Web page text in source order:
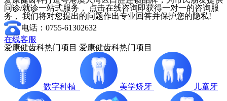
问诊/就诊一站式服务， 点击在线咨询即获得一对一的咨询服
务， 我们将对您提出的问题作出专业回答并保护您的隐私!
电话：0755-61302632
在线客服
爱康健齿科热门项目 爱康健齿科热门项目
数字种植 美学矫牙 儿童牙